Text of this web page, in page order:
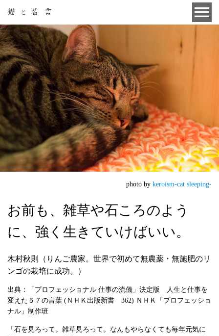
photo by keroism-cat sleeping-
お前も、雑草や石ころのよう
に、強く生きていけばいい。
木村秋則（りんご農家。世界で初めて無農薬・無施肥のリ
ンゴの栽培に成功。）
出典：「プロフェッショナル 仕事の流儀」決定版 人生と仕事を
変えた５７の言葉 (ＮＨＫ出版新書 362) ＮＨＫ「プロフェッショ
ナル」制作班
「石を見ろって。雑草見ろって。なんもやらなくても毎年元気に